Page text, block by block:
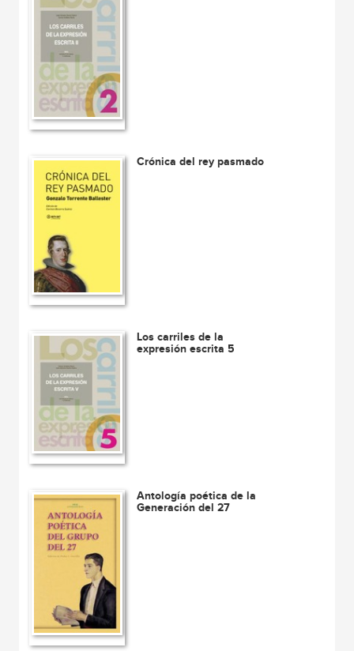
Crónica del rey pasmado
Los carriles de la
expresión escrita 5
Antología poética de la
Generación del 27